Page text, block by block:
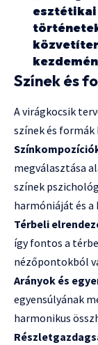
esztétikai
Színek és
A virágkocsik
színek és
megválasztása
színek
harmóniáját és
Térbeli
így fontos a
nézőpontokból
Arányok és
egyensúlyának
harmonikus